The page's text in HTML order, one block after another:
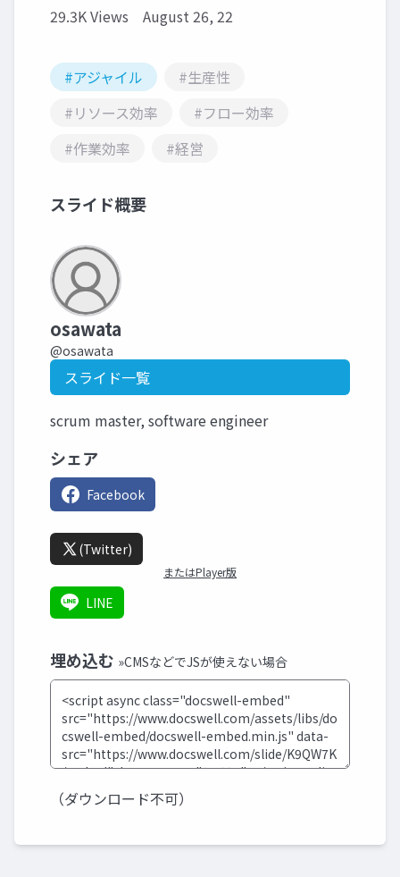
29.3K Views August 26, 22
#アジャイル
#生産性
#リソース効率
#フロー効率
#作業効率
#経営
スライド概要
osawata
@osawata
スライド一覧
scrum master, software engineer
シェア
Facebook
(Twitter)
またはPlayer版
LINE
埋め込む »CMSなどでJSが使えない場合
（ダウンロード不可）